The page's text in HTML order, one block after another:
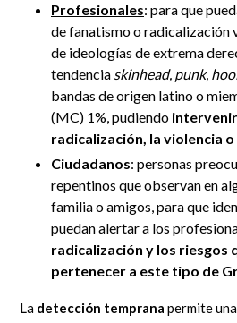
Profesionales: para que
de fanatismo o radicalización
de ideologías de extrema
tendencia skinhead, punk,
bandas de origen latino o
(MC) 1%, pudiendo
radicalización, la violencia
Ciudadanos: personas
repentinos que observan en
familia o amigos, para que
puedan alertar a los
radicalización y los riesgos
pertenecer a este tipo de
La detección temprana permite